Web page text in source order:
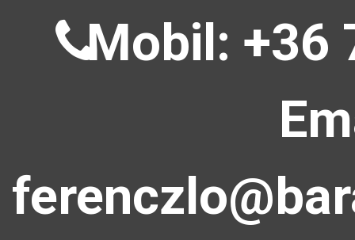
Mobil: +36